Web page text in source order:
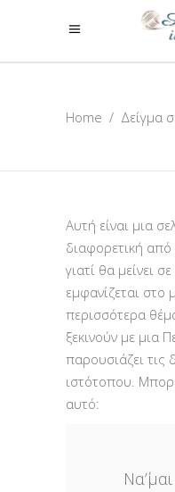
Home / Δείγμα
Αυτή είναι μια
διαφορετική
γιατί θα μείνει
εμφανίζεται
περισσότερα
ξεκινούν με μια
παρουσιάζει τις
ιστότοπου.
αυτό: